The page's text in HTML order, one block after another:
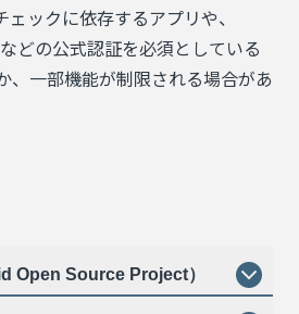
ックに依存するアプリや、
どの公式認証を必須としている
、一部機能が制限される場合があ
Open Source Project）